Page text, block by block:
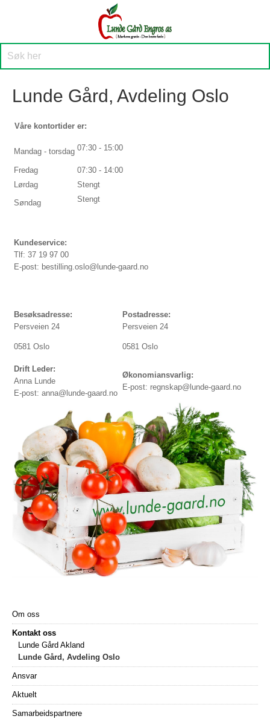
Lunde Gård, Avdeling Oslo
Våre kontortider er:
Mandag - torsdag 07:30 - 15:00
Fredag
07:30 - 14:00
Lørdag
Stengt
Søndag
Stengt
Kundeservice:
Tlf: 37 19 97 00
E-post: bestilling.oslo@lunde-gaard.no
Besøksadresse:
Persveien 24
0581 Oslo
Postadresse:
Persveien 24
0581 Oslo
Drift Leder:
Anna Lunde
E-post: anna@lunde-gaard.no
Økonomiansvarlig:
E-post: regnskap@lunde-gaard.no
Om oss
Kontakt oss
Lunde Gård Akland
Lunde Gård, Avdeling Oslo
Ansvar
Aktuelt
Samarbeidspartnere